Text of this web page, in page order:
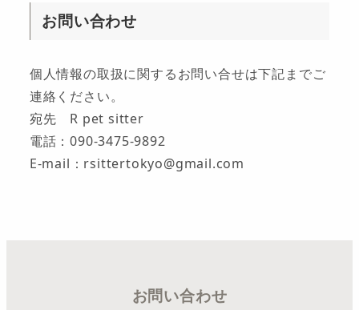
お問い合わせ
個人情報の取扱に関するお問い合せは下記までご
連絡ください。
宛先 R pet sitter
電話：090-3475-9892
E-mail：rsittertokyo@gmail.com
お問い合わせ